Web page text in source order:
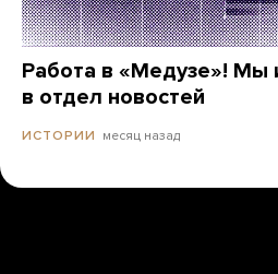
Работа в «Медузе»! Мы
в отдел новостей
ИСТОРИИ месяц назад